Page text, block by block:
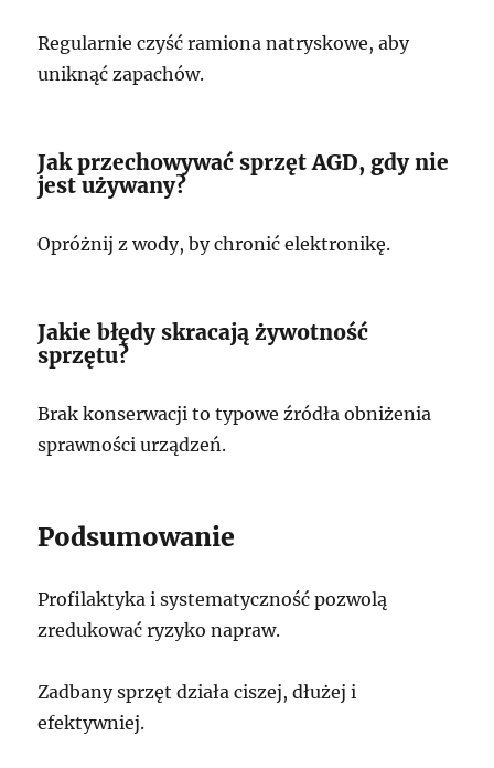
Regularnie czyść ramiona natryskowe, aby
uniknąć zapachów.
Jak przechowywać sprzęt AGD, gdy nie
jest używany?
Opróżnij z wody, by chronić elektronikę.
Jakie błędy skracają żywotność
sprzętu?
Brak konserwacji to typowe źródła obniżenia
sprawności urządzeń.
Podsumowanie
Profilaktyka i systematyczność pozwolą
zredukować ryzyko napraw.
Zadbany sprzęt działa ciszej, dłużej i
efektywniej.